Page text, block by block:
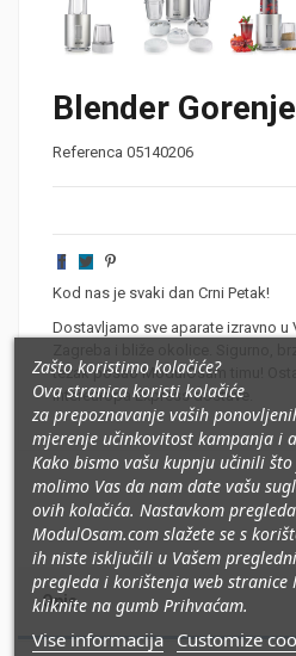
Blender
Referenca 05140206
Kod nas je svaki dan Crni Petak!
Dostavljamo sve aparate izravno u
težak posao ModulOsam timu!
Intereuropa Express dostave.
Opis
Zašto koristimo kolačiće?
Ova stranica koristi kolačiće
za prepoznavanje vaših
mjerenje učinkovitost kampanja i
Kako bismo vašu kupnju učinili
molimo Vas da nam date vašu
ovih kolačića. Nastavkom
ModulOsam.com slažete se s
ih niste isključili u Vašem
pregleda i korištenja web stranice
kliknite na gumb Prihvaćam.
Vise informacija Customize